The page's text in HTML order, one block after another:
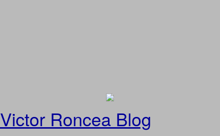
Victor Roncea Blog